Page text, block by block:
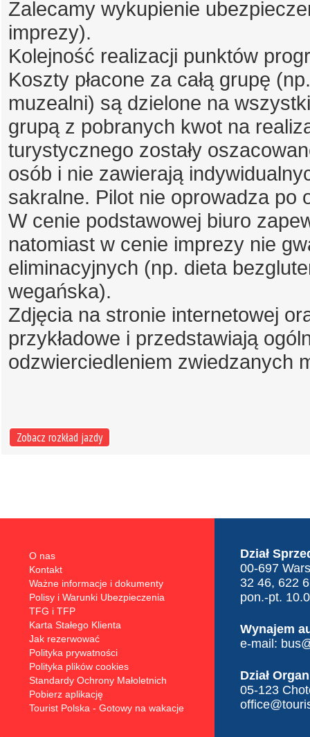
Zalecamy wykupienie
imprezy).
Kolejność realizacji punktów
Koszty płacone za całą grupę
muzealni) są dzielone na
grupą z pobranych kwot na
turystycznego zostały
osób i nie zawierają
sakralne. Pilot nie oprowadza po
W cenie podstawowej biuro
natomiast w cenie imprezy nie
eliminacyjnych (np. dieta
wegańska).
Zdjęcia na stronie internetowej
przykładowe i przedstawiają
odzwierciedleniem zwiedzanych
Zobacz rozkład jazdy
O nas
Kontakt
Ważne informacje i dokumenty
Polisy i Warunki Ubezpieczenia
TFG i TFP
Karta Stałego Klienta
Jak rezerwować
Polityka prywatności
Polityka plików cookies
Standardy Ochrony Małoletnich
Pobierz aplikację
Tourist Polska - Gotowy na wakacje
Dział
00-697
32 46, 622
pon.-pt.
Wynajem
e-mail:
Dział
05-123